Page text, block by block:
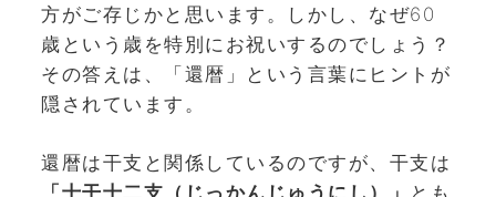
方がご存じかと思います。しかし、なぜ60
歳という歳を特別にお祝いするのでしょう？
その答えは、「還暦」という言葉にヒントが
隠されています。
還暦は干支と関係しているのですが、干支は
「十干十二支（じっかんじゅうにし）」
とも